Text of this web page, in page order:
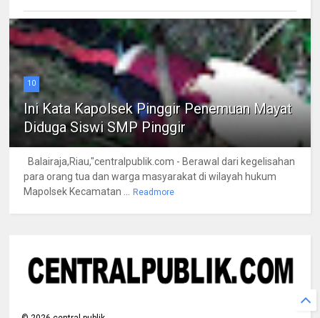
10
Ini Kata Kapolsek Pinggir Penemuan Mayat
Diduga Siswi SMP Pinggir
Balairaja,Riau,"centralpublik.com - Berawal dari kegelisahan
para orang tua dan warga masyarakat di wilayah hukum
Mapolsek Kecamatan ...
Readmore